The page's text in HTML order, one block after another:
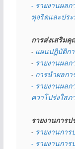
- รายงานผลก
ทุจริตและปร
การส่งเสริม
- แผนปฏิบัติก
- รายงานผล
- การนำผลกา
- รายงานผล
ควาโปร่งใส
รายงานการป
- รายงานกา
- รายงานกา